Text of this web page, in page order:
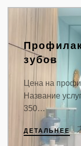
зубов
Цена на
Название
350…
ДЕТАЛЬНЕЕ